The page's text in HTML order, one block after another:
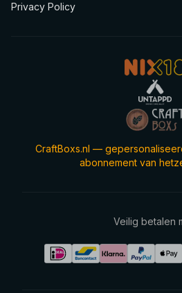
Privacy Policy
CraftBoxs.nl —
abonnement van
Veilig betalen